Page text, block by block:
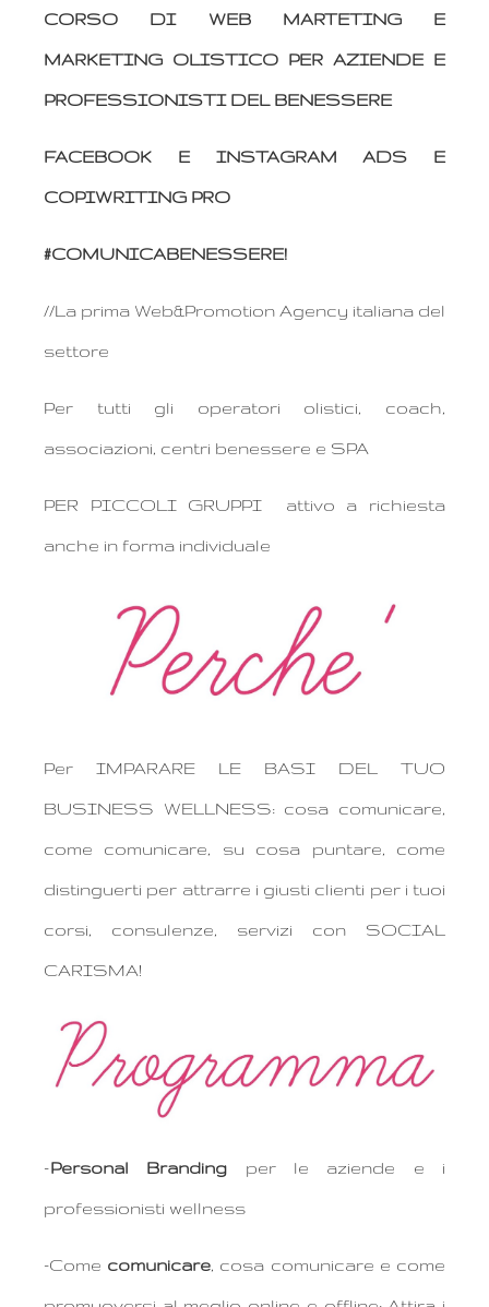
CORSO DI WEB MARTETING E
MARKETING OLISTICO PER AZIENDE E
PROFESSIONISTI DEL BENESSERE
FACEBOOK E INSTAGRAM ADS E
COPIWRITING PRO
#COMUNICABENESSERE!
//La prima Web&Promotion Agency italiana del
settore
Per tutti gli operatori olistici, coach,
associazioni, centri benessere e SPA
PER PICCOLI GRUPPI attivo a richiesta
anche in forma individuale
Per IMPARARE LE BASI DEL TUO
BUSINESS WELLNESS: cosa comunicare,
come comunicare, su cosa puntare, come
distinguerti per attrarre i giusti clienti per i tuoi
corsi, consulenze, servizi con SOCIAL
CARISMA!
–Personal Branding per le aziende e i
professionisti wellness
-Come comunicare, cosa comunicare e come